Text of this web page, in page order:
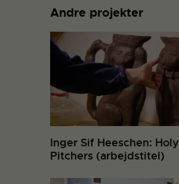
Andre projekter
Inger Sif Heeschen: Holy
Pitchers (arbejdstitel)